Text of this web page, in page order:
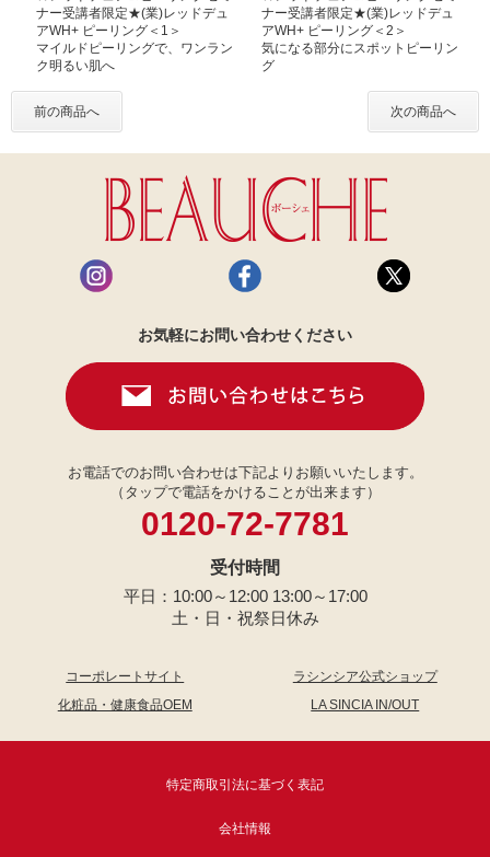
ナー受講者限定★(業)レッドデュ
アWH+ ピーリング＜1＞
マイルドピーリングで、ワンラン
ク明るい肌へ
ナー受講者限定★(業)レッドデュ
アWH+ ピーリング＜2＞
気になる部分にスポットピーリン
グ
前の商品へ 次の商品へ
お気軽にお問い合わせください
お電話でのお問い合わせは下記よりお願いいたします。
（タップで電話をかけることが出来ます）
0120-72-7781
受付時間
平日：10:00～12:00 13:00～17:00
土・日・祝祭日休み
コーポレートサイト
ラシンシア公式ショップ
化粧品・健康食品OEM
LA SINCIA IN/OUT
特定商取引法に基づく表記
会社情報